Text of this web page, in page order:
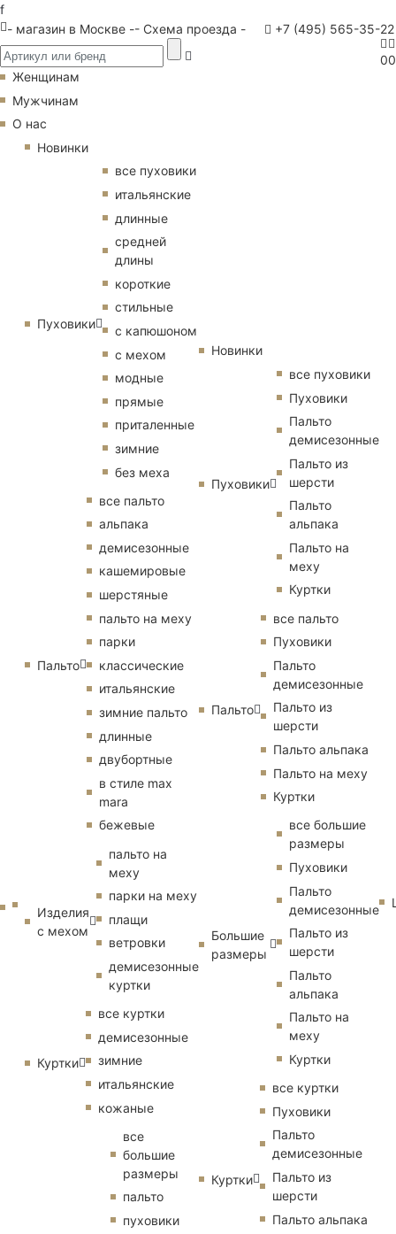
f
- магазин в Москве -- Схема проезда - +7 (495) 565-35-22
00
Женщинам
Мужчинам
О нас
Новинки
Пуховики
все пуховики
итальянские
длинные
средней
длины
короткие
стильные
с капюшоном
с мехом
модные
прямые
приталенные
зимние
без меха
Пальто
все пальто
альпака
демисезонные
кашемировые
шерстяные
пальто на меху
парки
классические
итальянские
зимние пальто
длинные
двубортные
в стиле max
mara
бежевые
Изделия
с мехом
пальто на
меху
парки на меху
плащи
ветровки
демисезонные
куртки
Куртки
все куртки
демисезонные
зимние
итальянские
кожаные
все
большие
размеры
пальто
пуховики
Новинки
Пуховики
все пуховики
Пуховики
Пальто
демисезонные
Пальто из
шерсти
Пальто
альпака
Пальто на
меху
Куртки
Пальто
все пальто
Пуховики
Пальто
демисезонные
Пальто из
шерсти
Пальто альпака
Пальто на меху
Куртки
Большие
размеры
все большие
размеры
Пуховики
Пальто
демисезонные
Пальто из
шерсти
Пальто
альпака
Пальто на
меху
Куртки
Куртки
все куртки
Пуховики
Пальто
демисезонные
Пальто из
шерсти
Пальто альпака